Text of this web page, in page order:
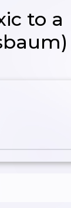
to a